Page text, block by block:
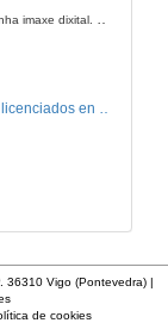
36310 Vigo (Pontevedra) |
de cookies